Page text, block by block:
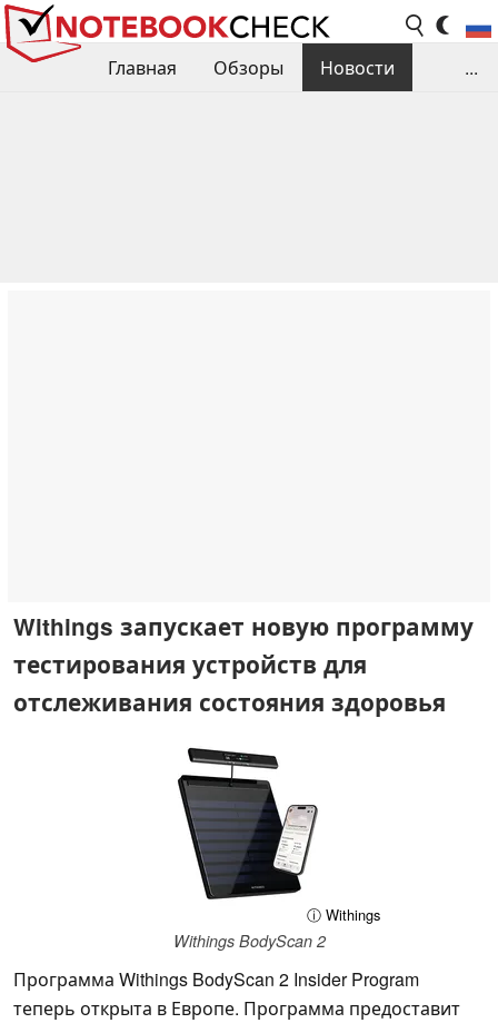
Главная Обзоры
Новости
...
Withings запускает новую программу
тестирования устройств для
отслеживания состояния здоровья
ⓘ Withings
Withings BodyScan 2
Программа Withings BodyScan 2 Insider Program
теперь открыта в Европе. Программа предоставит